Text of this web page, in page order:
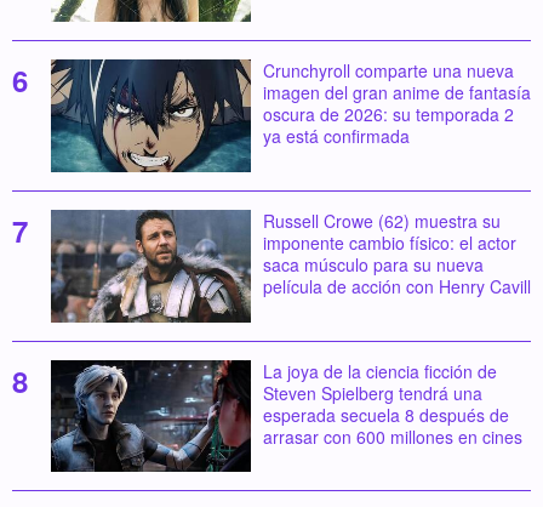
Crunchyroll comparte una nueva
imagen del gran anime de fantasía
oscura de 2026: su temporada 2
ya está confirmada
Russell Crowe (62) muestra su
imponente cambio físico: el actor
saca músculo para su nueva
película de acción con Henry Cavill
La joya de la ciencia ficción de
Steven Spielberg tendrá una
esperada secuela 8 después de
arrasar con 600 millones en cines